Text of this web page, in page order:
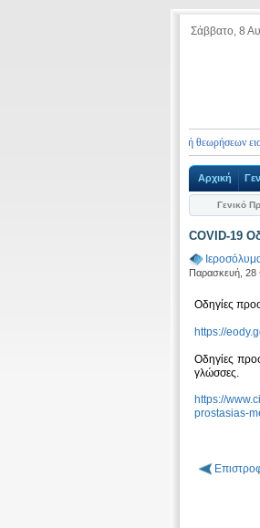
Σάββατο, 8
Ορισμός ραντεβού για την υποβολή θεωρήσεων
Αρχική
Γενικό
COVID-19
Παρασκευή, 28
Οδηγίες
https://
Οδηγίες
γλώσσες.
https://
prostasias-